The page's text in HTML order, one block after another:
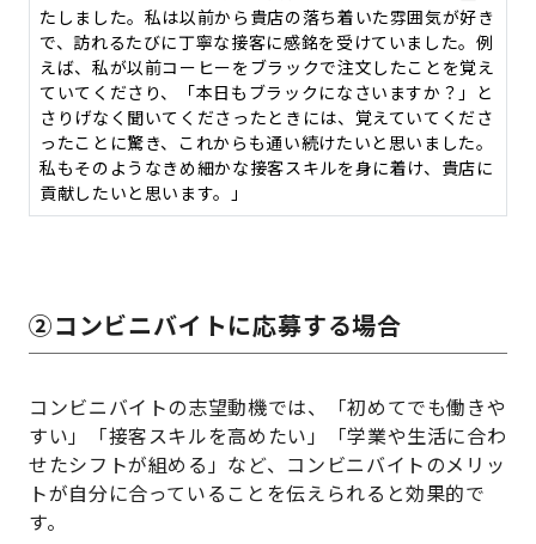
たしました。私は以前から貴店の落ち着いた雰囲気が好き
で、訪れるたびに丁寧な接客に感銘を受けていました。例
えば、私が以前コーヒーをブラックで注文したことを覚え
ていてくださり、「本日もブラックになさいますか？」と
さりげなく聞いてくださったときには、覚えていてくださ
ったことに驚き、これからも通い続けたいと思いました。
私もそのようなきめ細かな接客スキルを身に着け、貴店に
貢献したいと思います。」
②コンビニバイトに応募する場合
コンビニバイトの志望動機では、「初めてでも働きや
すい」「接客スキルを高めたい」「学業や生活に合わ
せたシフトが組める」など、コンビニバイトのメリッ
トが自分に合っていることを伝えられると効果的で
す。